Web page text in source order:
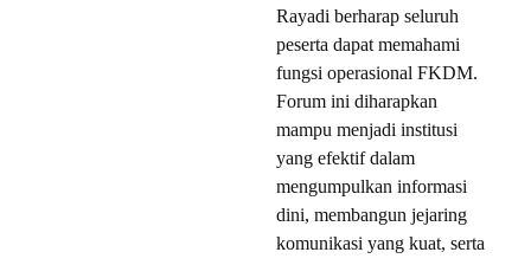
Rayadi berharap seluruh
peserta dapat memahami
fungsi operasional FKDM.
Forum ini diharapkan
mampu menjadi institusi
yang efektif dalam
mengumpulkan informasi
dini, membangun jejaring
komunikasi yang kuat, serta